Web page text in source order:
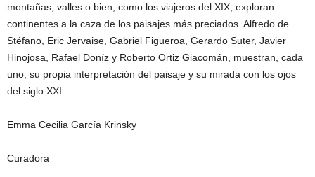
montañas, valles o bien, como los viajeros del XIX, exploran
continentes a la caza de los paisajes más preciados. Alfredo de
Stéfano, Eric Jervaise, Gabriel Figueroa, Gerardo Suter, Javier
Hinojosa, Rafael Doníz y Roberto Ortiz Giacomán, muestran, cada
uno, su propia interpretación del paisaje y su mirada con los ojos
del siglo XXI.
Emma Cecilia García Krinsky
Curadora